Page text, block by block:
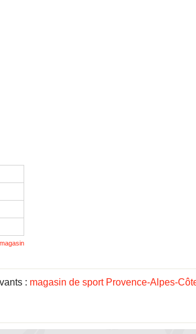
: magasin de sport Provence-Alpes-